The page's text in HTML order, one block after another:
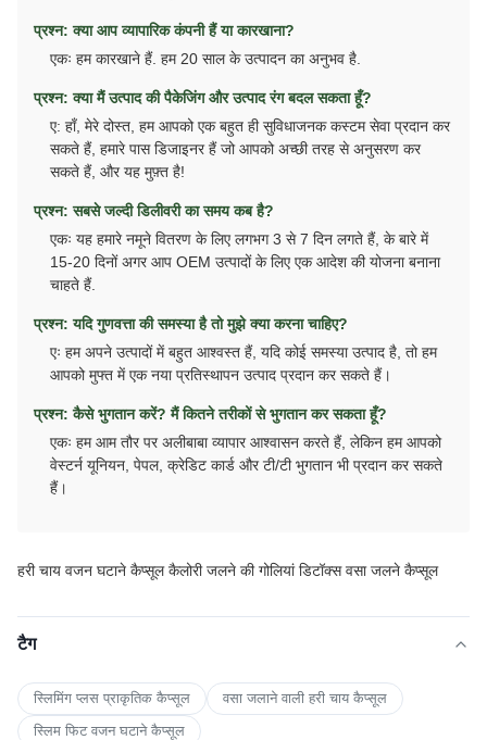
प्रश्न: क्या आप व्यापारिक कंपनी हैं या कारखाना?
एकः हम कारखाने हैं. हम 20 साल के उत्पादन का अनुभव है.
प्रश्न: क्या मैं उत्पाद की पैकेजिंग और उत्पाद रंग बदल सकता हूँ?
ए: हाँ, मेरे दोस्त, हम आपको एक बहुत ही सुविधाजनक कस्टम सेवा प्रदान कर
सकते हैं, हमारे पास डिजाइनर हैं जो आपको अच्छी तरह से अनुसरण कर
सकते हैं, और यह मुफ़्त है!
प्रश्न: सबसे जल्दी डिलीवरी का समय कब है?
एकः यह हमारे नमूने वितरण के लिए लगभग 3 से 7 दिन लगते हैं, के बारे में
15-20 दिनों अगर आप OEM उत्पादों के लिए एक आदेश की योजना बनाना
चाहते हैं.
प्रश्न: यदि गुणवत्ता की समस्या है तो मुझे क्या करना चाहिए?
एः हम अपने उत्पादों में बहुत आश्वस्त हैं, यदि कोई समस्या उत्पाद है, तो हम
आपको मुफ्त में एक नया प्रतिस्थापन उत्पाद प्रदान कर सकते हैं।
प्रश्न: कैसे भुगतान करें? मैं कितने तरीकों से भुगतान कर सकता हूँ?
एकः हम आम तौर पर अलीबाबा व्यापार आश्वासन करते हैं, लेकिन हम आपको
वेस्टर्न यूनियन, पेपल, क्रेडिट कार्ड और टी/टी भुगतान भी प्रदान कर सकते
हैं।
हरी चाय वजन घटाने कैप्सूल कैलोरी जलने की गोलियां डिटॉक्स वसा जलने कैप्सूल
टैग
स्लिमिंग प्लस प्राकृतिक कैप्सूल
वसा जलाने वाली हरी चाय कैप्सूल
स्लिम फिट वजन घटाने कैप्सूल